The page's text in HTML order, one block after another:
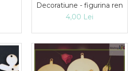
Decoratiune - figurina ren
4,00 Lei